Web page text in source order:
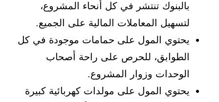
بالبنوك تنتشر في كل أنحاء المشروع،
لتسهيل المعاملات المالية على الجميع.
يحتوي المول على حمامات موجودة في كل
الطوابق، للحرص على راحة أصحاب
الوحدات وزوار المشروع.
يحتوي المول على مولدات كهربائية كبيرة